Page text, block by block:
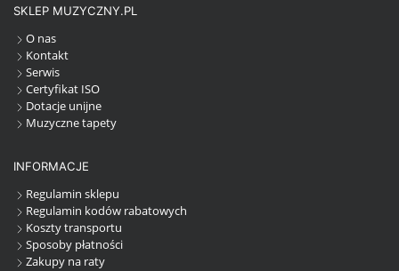
SKLEP MUZYCZNY.PL
O nas
Kontakt
Serwis
Certyfikat ISO
Dotacje unijne
Muzyczne tapety
INFORMACJE
Regulamin sklepu
Regulamin kodów rabatowych
Koszty transportu
Sposoby płatności
Zakupy na raty